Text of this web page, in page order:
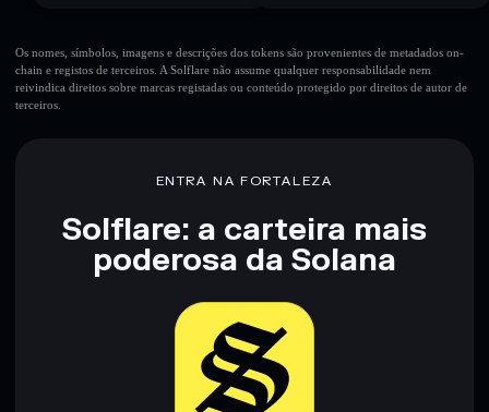
Os nomes, símbolos, imagens e descrições dos tokens são provenientes de metadados on-
chain e registos de terceiros. A Solflare não assume qualquer responsabilidade nem
reivindica direitos sobre marcas registadas ou conteúdo protegido por direitos de autor de
terceiros.
ENTRA NA FORTALEZA
Solflare: a carteira mais
poderosa da Solana